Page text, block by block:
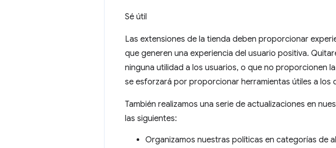
Sé útil
Las extensiones de la tienda deben proporcionar
que generen una experiencia del usuario positiva.
ninguna utilidad a los usuarios, o que no proporcionen
se esforzará por proporcionar herramientas útiles a los
También realizamos una serie de actualizaciones en
las siguientes:
Organizamos nuestras políticas en categorías de